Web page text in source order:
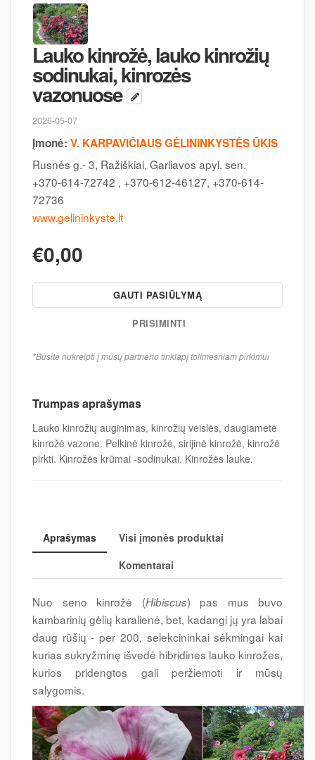
Lauko kinrožė, lauko kinrožių
sodinukai, kinrozės
vazonuose
2026-05-07
Įmonė: V. KARPAVIČIAUS GĖLININKYSTĖS ŪKIS
Rusnės g.- 3, Ražiškiai, Garliavos apyl. sen.
+370-614-72742 , +370-612-46127, +370-614-
72736
www.gelininkyste.lt
€0,00
GAUTI PASIŪLYMĄ
PRISIMINTI
*Būsite nukreipti į mūsų partnerio tinklapį tolimesniam pirkimui
Trumpas aprašymas
Lauko kinrožių auginimas, kinrožių veislės, daugiametė
kinrožė vazone. Pelkinė kinrožė, sirijinė kinrožė, kinrožė
pirkti. Kinrožės krūmai -sodinukai. Kinrožės lauke.
Aprašymas
Visi įmonės produktai
Komentarai
Nuo seno kinrožė (Hibiscus) pas mus buvo
kambarinių gėlių karalienė, bet, kadangi jų yra labai
daug rūšių - per 200, selekcininkai sėkmingai kai
kurias sukryžminę išvedė hibridines lauko kinrožes,
kurios pridengtos gali peržiemoti ir mūsų
salygomis.